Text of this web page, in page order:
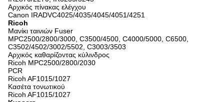
Αρχικός πίνακας ελέγχου
Canon IRADVC4025/4035/4045/4051/4251
Ricoh
Μανίκι ταινιών Fuser
MPC2500/2800/3000, C3500/4500, C4000/5000, C6500,
C3502/4502/3002/5502, C3003/3503
Αρχικός καθαρίζοντας κύλινδρος
Ricoh MPC2500/2800/2030
PCR
Ricoh AF1015/1027
Κασέτα τονωτικού
Ricoh AF1015/1027